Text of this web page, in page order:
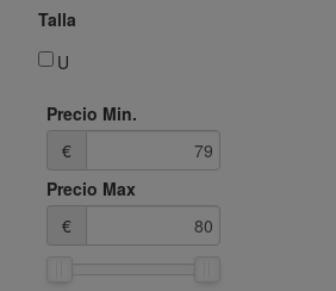
Talla
U
Precio Min.
€
Precio Max
€